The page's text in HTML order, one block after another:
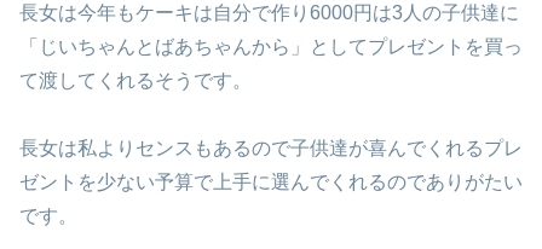
長女は今年もケーキは自分で作り6000円は3人の子供達に
「じいちゃんとばあちゃんから」としてプレゼントを買っ
て渡してくれるそうです。
長女は私よりセンスもあるので子供達が喜んでくれるプレ
ゼントを少ない予算で上手に選んでくれるのでありがたい
です。